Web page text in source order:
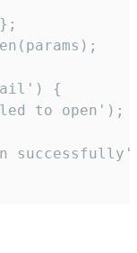
{
to open');